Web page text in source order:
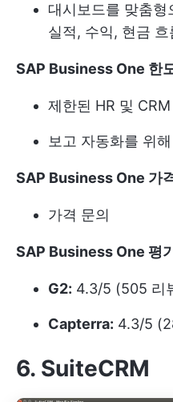
대시보드를 맞춤형
실적, 수익, 현금
SAP Business One 한
제한된 HR 및
보고 자동화를 위
SAP Business One 가
가격 문의
SAP Business One 평
G2: 4.3/5 (505 리
Capterra: 4.3/5
6. SuiteCRM